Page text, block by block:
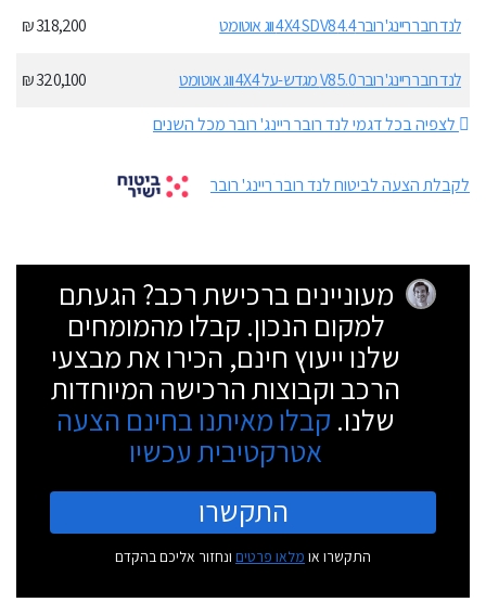
לנד רובר ריינג' רובר 4.4 4X4 SDV8 ווג אוטומט 318,200 ₪
לנד רובר ריינג' רובר 5.0 V8 מגדש-על 4X4 ווג אוטומט
320,100 ₪
לצפיה בכל דגמי לנד רובר ריינג' רובר מכל השנים
לקבלת הצעה לביטוח לנד רובר ריינג' רובר
מעוניינים ברכישת רכב? הגעתם
למקום הנכון. קבלו מהמומחים
שלנו ייעוץ חינם, הכירו את מבצעי
הרכב וקבוצות הרכישה המיוחדות
שלנו. קבלו מאיתנו בחינם הצעה
אטרקטיבית עכשיו
התקשרו
התקשרו או מלאו פרטים ונחזור אליכם בהקדם